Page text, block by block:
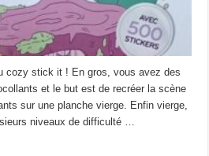
cozy stick it ! En gros, vous avez des
et le but est de recréer la scène
sur une planche vierge. Enfin vierge,
niveaux de difficulté …